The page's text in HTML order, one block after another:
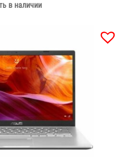
в наличии